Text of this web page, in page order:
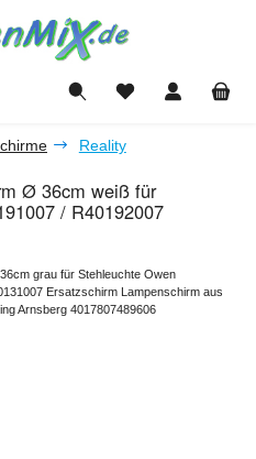
Du hast 0 Produkte
Reality
Ø 36cm weiß für
/ R40192007